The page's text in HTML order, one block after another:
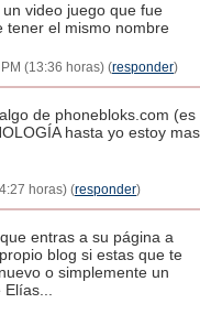
video juego que fue
tener el mismo nombre
(13:36 horas) (responder)
de phonebloks.com (es
hasta yo estoy mas
horas) (responder)
entras a su página a
blog si estas que te
o simplemente un